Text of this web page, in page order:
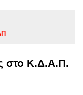
στο Κ.Δ.Α.Π.